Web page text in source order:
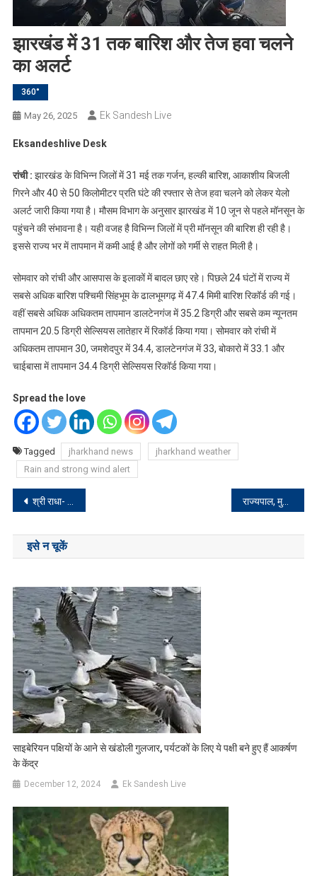
झारखंड में 31 तक बारिश और तेज हवा चलने
का अलर्ट
360°
May 26, 2025 Ek Sandesh Live
Eksandeshlive Desk
रांची : झारखंड के विभिन्न जिलों में 31 मई तक गर्जन, हल्की बारिश, आकाशीय बिजली
गिरने और 40 से 50 किलोमीटर प्रति घंटे की रफ्तार से तेज हवा चलने को लेकर येलो
अलर्ट जारी किया गया है। मौसम विभाग के अनुसार झारखंड में 10 जून से पहले मॉनसून के
पहुंचने की संभावना है। यही वजह है विभिन्न जिलों में प्री मॉनसून की बारिश ही रही है।
इससे राज्य भर में तापमान में कमी आई है और लोगों को गर्मी से राहत मिली है।
सोमवार को रांची और आसपास के इलाकों में बादल छाए रहे। पिछले 24 घंटों में राज्य में
सबसे अधिक बारिश पश्चिमी सिंहभूम के ढालभूमगढ़ में 47.4 मिमी बारिश रिकॉर्ड की गई।
वहीं सबसे अधिक अधिकतम तापमान डालटेनगंज में 35.2 डिग्री और सबसे कम न्यूनतम
तापमान 20.5 डिग्री सेल्सियस लातेहार में रिकॉर्ड किया गया। सोमवार को रांची में
अधिकतम तापमान 30, जमशेदपुर में 34.4, डालटेनगंज में 33, बोकारो में 33.1 और
चाईबासा में तापमान 34.4 डिग्री सेल्सियस रिकॉर्ड किया गया।
Spread the love
Tagged jharkhand news
jharkhand weather
Rain and strong wind alert
Post
navigation
श्री राधा- कृष्ण मंदिर में 208 वाँ अन्नपूर्णा महाप्रसाद मे 1500 से ज्यादा श्रद्धालुओं ने किया प्रसाद ग्रहण राज्यपाल, मुख्यमंत्री और नेता प्रतिपक्ष ने दी वट सावित्री व्रत की शुभकामनाएं
इसे न चूकें
साइबेरियन पक्षियों के आने से खंडोली गुलजार, पर्यटकों के लिए ये पक्षी बने हुए हैं आकर्षण
के केंद्र
December 12, 2024 Ek Sandesh Live